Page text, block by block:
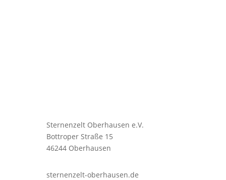
Sternenzelt Oberhausen e.V.
Bottroper Straße 15
46244 Oberhausen
sternenzelt-oberhausen.de